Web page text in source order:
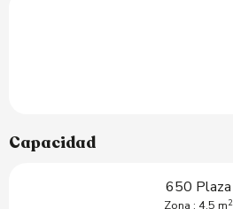
Capacidad
650 Plaza
Zona : 4.5 m2